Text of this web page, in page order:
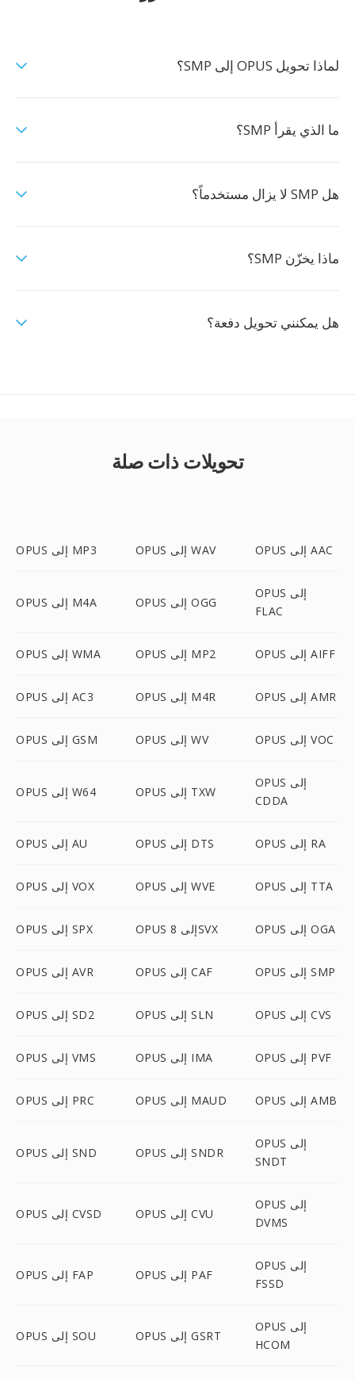
لماذا تحويل OPUS إلى SMP؟
ما الذي يقرأ SMP؟
هل SMP لا يزال مستخدماً؟
ماذا يخزّن SMP؟
هل يمكنني تحويل دفعة؟
تحويلات ذات صلة
OPUS إلى MP3 OPUS إلى WAV OPUS إلى AAC
OPUS إلى M4A OPUS إلى OGG
OPUS إلى
FLAC
OPUS إلى WMA OPUS إلى MP2 OPUS إلى AIFF
OPUS إلى AC3 OPUS إلى M4R OPUS إلى AMR
OPUS إلى GSM OPUS إلى WV OPUS إلى VOC
OPUS إلى W64 OPUS إلى TXW
OPUS إلى
CDDA
OPUS إلى AU OPUS إلى DTS OPUS إلى RA
OPUS إلى VOX OPUS إلى WVE OPUS إلى TTA
OPUS إلى SPX OPUS إلى 8SVX OPUS إلى OGA
OPUS إلى AVR OPUS إلى CAF OPUS إلى SMP
OPUS إلى SD2 OPUS إلى SLN OPUS إلى CVS
OPUS إلى VMS OPUS إلى IMA OPUS إلى PVF
OPUS إلى PRC OPUS إلى MAUD OPUS إلى AMB
OPUS إلى SND OPUS إلى SNDR
OPUS إلى
SNDT
OPUS إلى CVSD OPUS إلى CVU
OPUS إلى
DVMS
OPUS إلى FAP OPUS إلى PAF
OPUS إلى
FSSD
OPUS إلى SOU OPUS إلى GSRT
OPUS إلى
HCOM